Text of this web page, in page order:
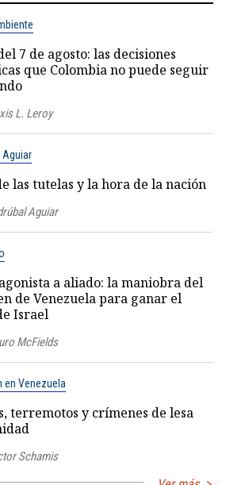
7 de agosto: las decisiones
que Colombia no puede seguir
L. Leroy
Aguiar
las tutelas y la hora de la nación
Aguiar
a aliado: la maniobra del
de Venezuela para ganar el
Israel
McFields
en Venezuela
terremotos y crímenes de lesa
Schamis